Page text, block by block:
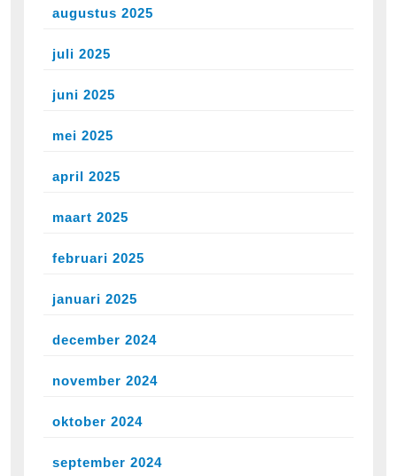
augustus 2025
juli 2025
juni 2025
mei 2025
april 2025
maart 2025
februari 2025
januari 2025
december 2024
november 2024
oktober 2024
september 2024